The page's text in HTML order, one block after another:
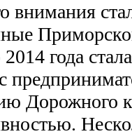
внимания
года
Дорожного